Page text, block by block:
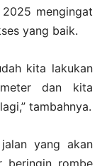
mengingat
yang baik.
kita lakukan
dan kita
tambahnya.
yang akan
beringin rombe